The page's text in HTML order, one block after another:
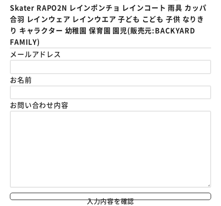
Skater RAPO2N レインポンチョ レインコート 雨具 カッパ
合羽 レインウェア レインウエア 子ども こども 子供 なりき
り キャラクター 幼稚園 保育園 園児(販売元:BACKYARD
FAMILY)
メールアドレス
お名前
お問い合わせ内容
入力内容を確認